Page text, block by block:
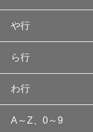
や行
ら行
わ行
A～Z、0～9